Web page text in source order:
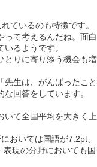
ているのも特徴です。
って考えるんだね。面白
るようです。
とりに寄り添う機会も増
先生は、がんばったこと
回答をしています。
いて全国平均を大きく上
おいては国語が7.2pt、
現の分野においても国